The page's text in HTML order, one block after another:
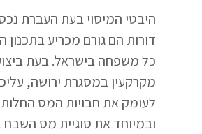
היבטי המיסוי בעת העברת
דורות הם גורם מכריע בתכנון
כל משפחה בישראל. בעת
מקרקעין במסגרת ירושה,
לעומק את חבויות המס החלות
ובמיוחד את סוגיית מס